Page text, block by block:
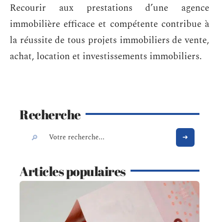
Recourir aux prestations d’une agence
immobilière efficace et compétente contribue à
la réussite de tous projets immobiliers de vente,
achat, location et investissements immobiliers.
Recherche
Articles populaires